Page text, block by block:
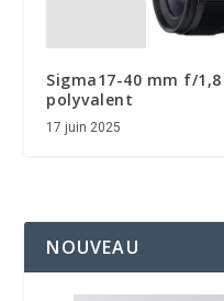
Sigma17-40 mm f/
polyvalent
17 juin 2025
NOUVEAU